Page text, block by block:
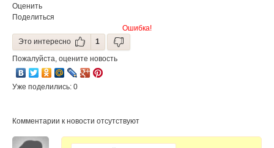
Оценить
Поделиться
Ошибка!
Это интересно
1
Пожалуйста, оцените новость
Уже поделились: 0
Комментарии к новости отсутствуют